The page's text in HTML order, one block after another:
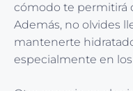
cómodo te permitirá
Además, no olvides
mantenerte
especialmente en